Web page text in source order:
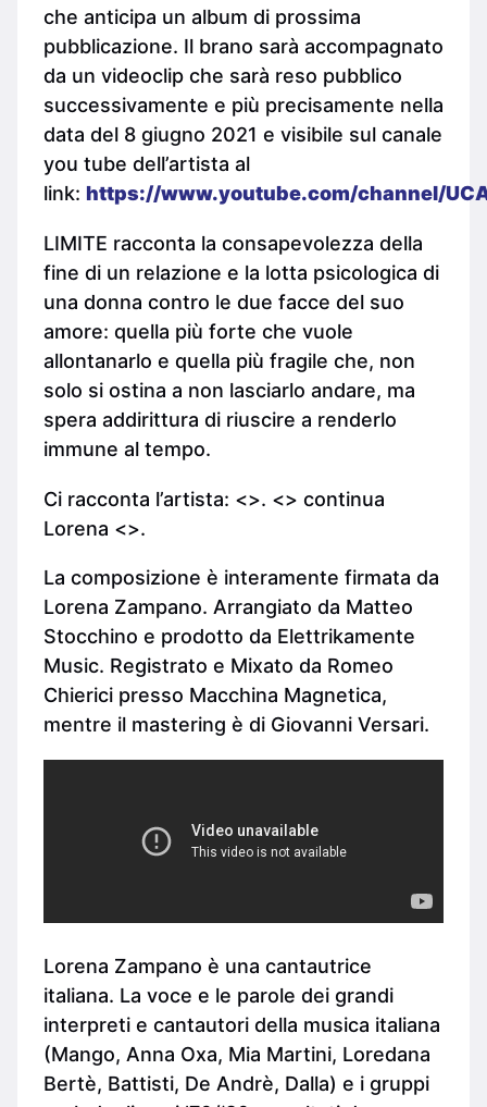
che anticipa un album di prossima
pubblicazione. Il brano sarà accompagnato
da un videoclip che sarà reso pubblico
successivamente e più precisamente nella
data del 8 giugno 2021 e visibile sul canale
you tube dell’artista al
link: https://www.youtube.com/channel/
LIMITE racconta la consapevolezza della
fine di un relazione e la lotta psicologica di
una donna contro le due facce del suo
amore: quella più forte che vuole
allontanarlo e quella più fragile che, non
solo si ostina a non lasciarlo andare, ma
spera addirittura di riuscire a renderlo
immune al tempo.
Ci racconta l’artista: <>. <> continua
Lorena <>.
La composizione è interamente firmata da
Lorena Zampano. Arrangiato da Matteo
Stocchino e prodotto da Elettrikamente
Music. Registrato e Mixato da Romeo
Chierici presso Macchina Magnetica,
mentre il mastering è di Giovanni Versari.
Lorena Zampano è una cantautrice
italiana. La voce e le parole dei grandi
interpreti e cantautori della musica italiana
(Mango, Anna Oxa, Mia Martini, Loredana
Bertè, Battisti, De Andrè, Dalla) e i gruppi